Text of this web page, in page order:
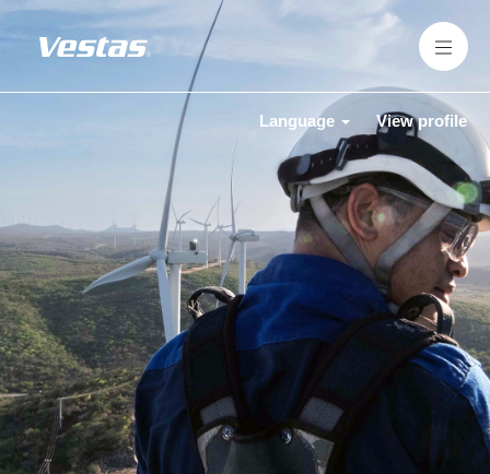
Language View profile